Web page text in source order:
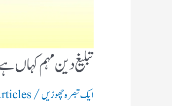
تبلیغ دین مہم کہاں
ایک تبصرہ چھوڑیں/